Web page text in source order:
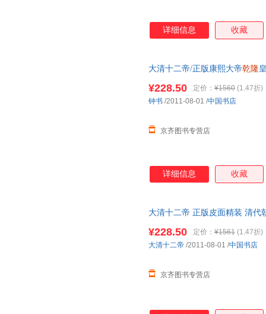
详细信息 收藏
大清十二帝/正版康熙大帝乾隆
¥228.50 定价： ¥1560 (1.47折)
京齐图书专营店
钟书 /2011-08-01 /中国书店
详细信息 收藏
大清十二帝 正版皮面精装 清代
¥228.50 定价： ¥1561 (1.47折)
京齐图书专营店
大清十二帝 /2011-08-01 /中国书店